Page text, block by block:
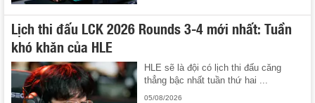
Lịch thi đấu LCK 2026 Rounds 3-4 mới nhất: Tuần
khó khăn của HLE
HLE sẽ là đội có lịch thi đấu căng
thẳng bậc nhất tuần thứ hai ...
05/08/2026